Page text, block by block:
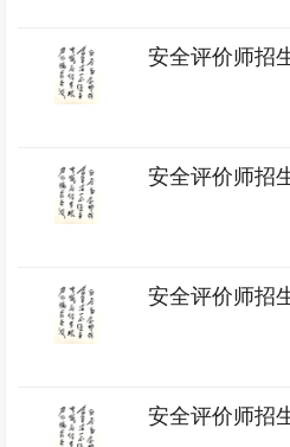
安全评价师招
安全评价师招
安全评价师招
安全评价师招